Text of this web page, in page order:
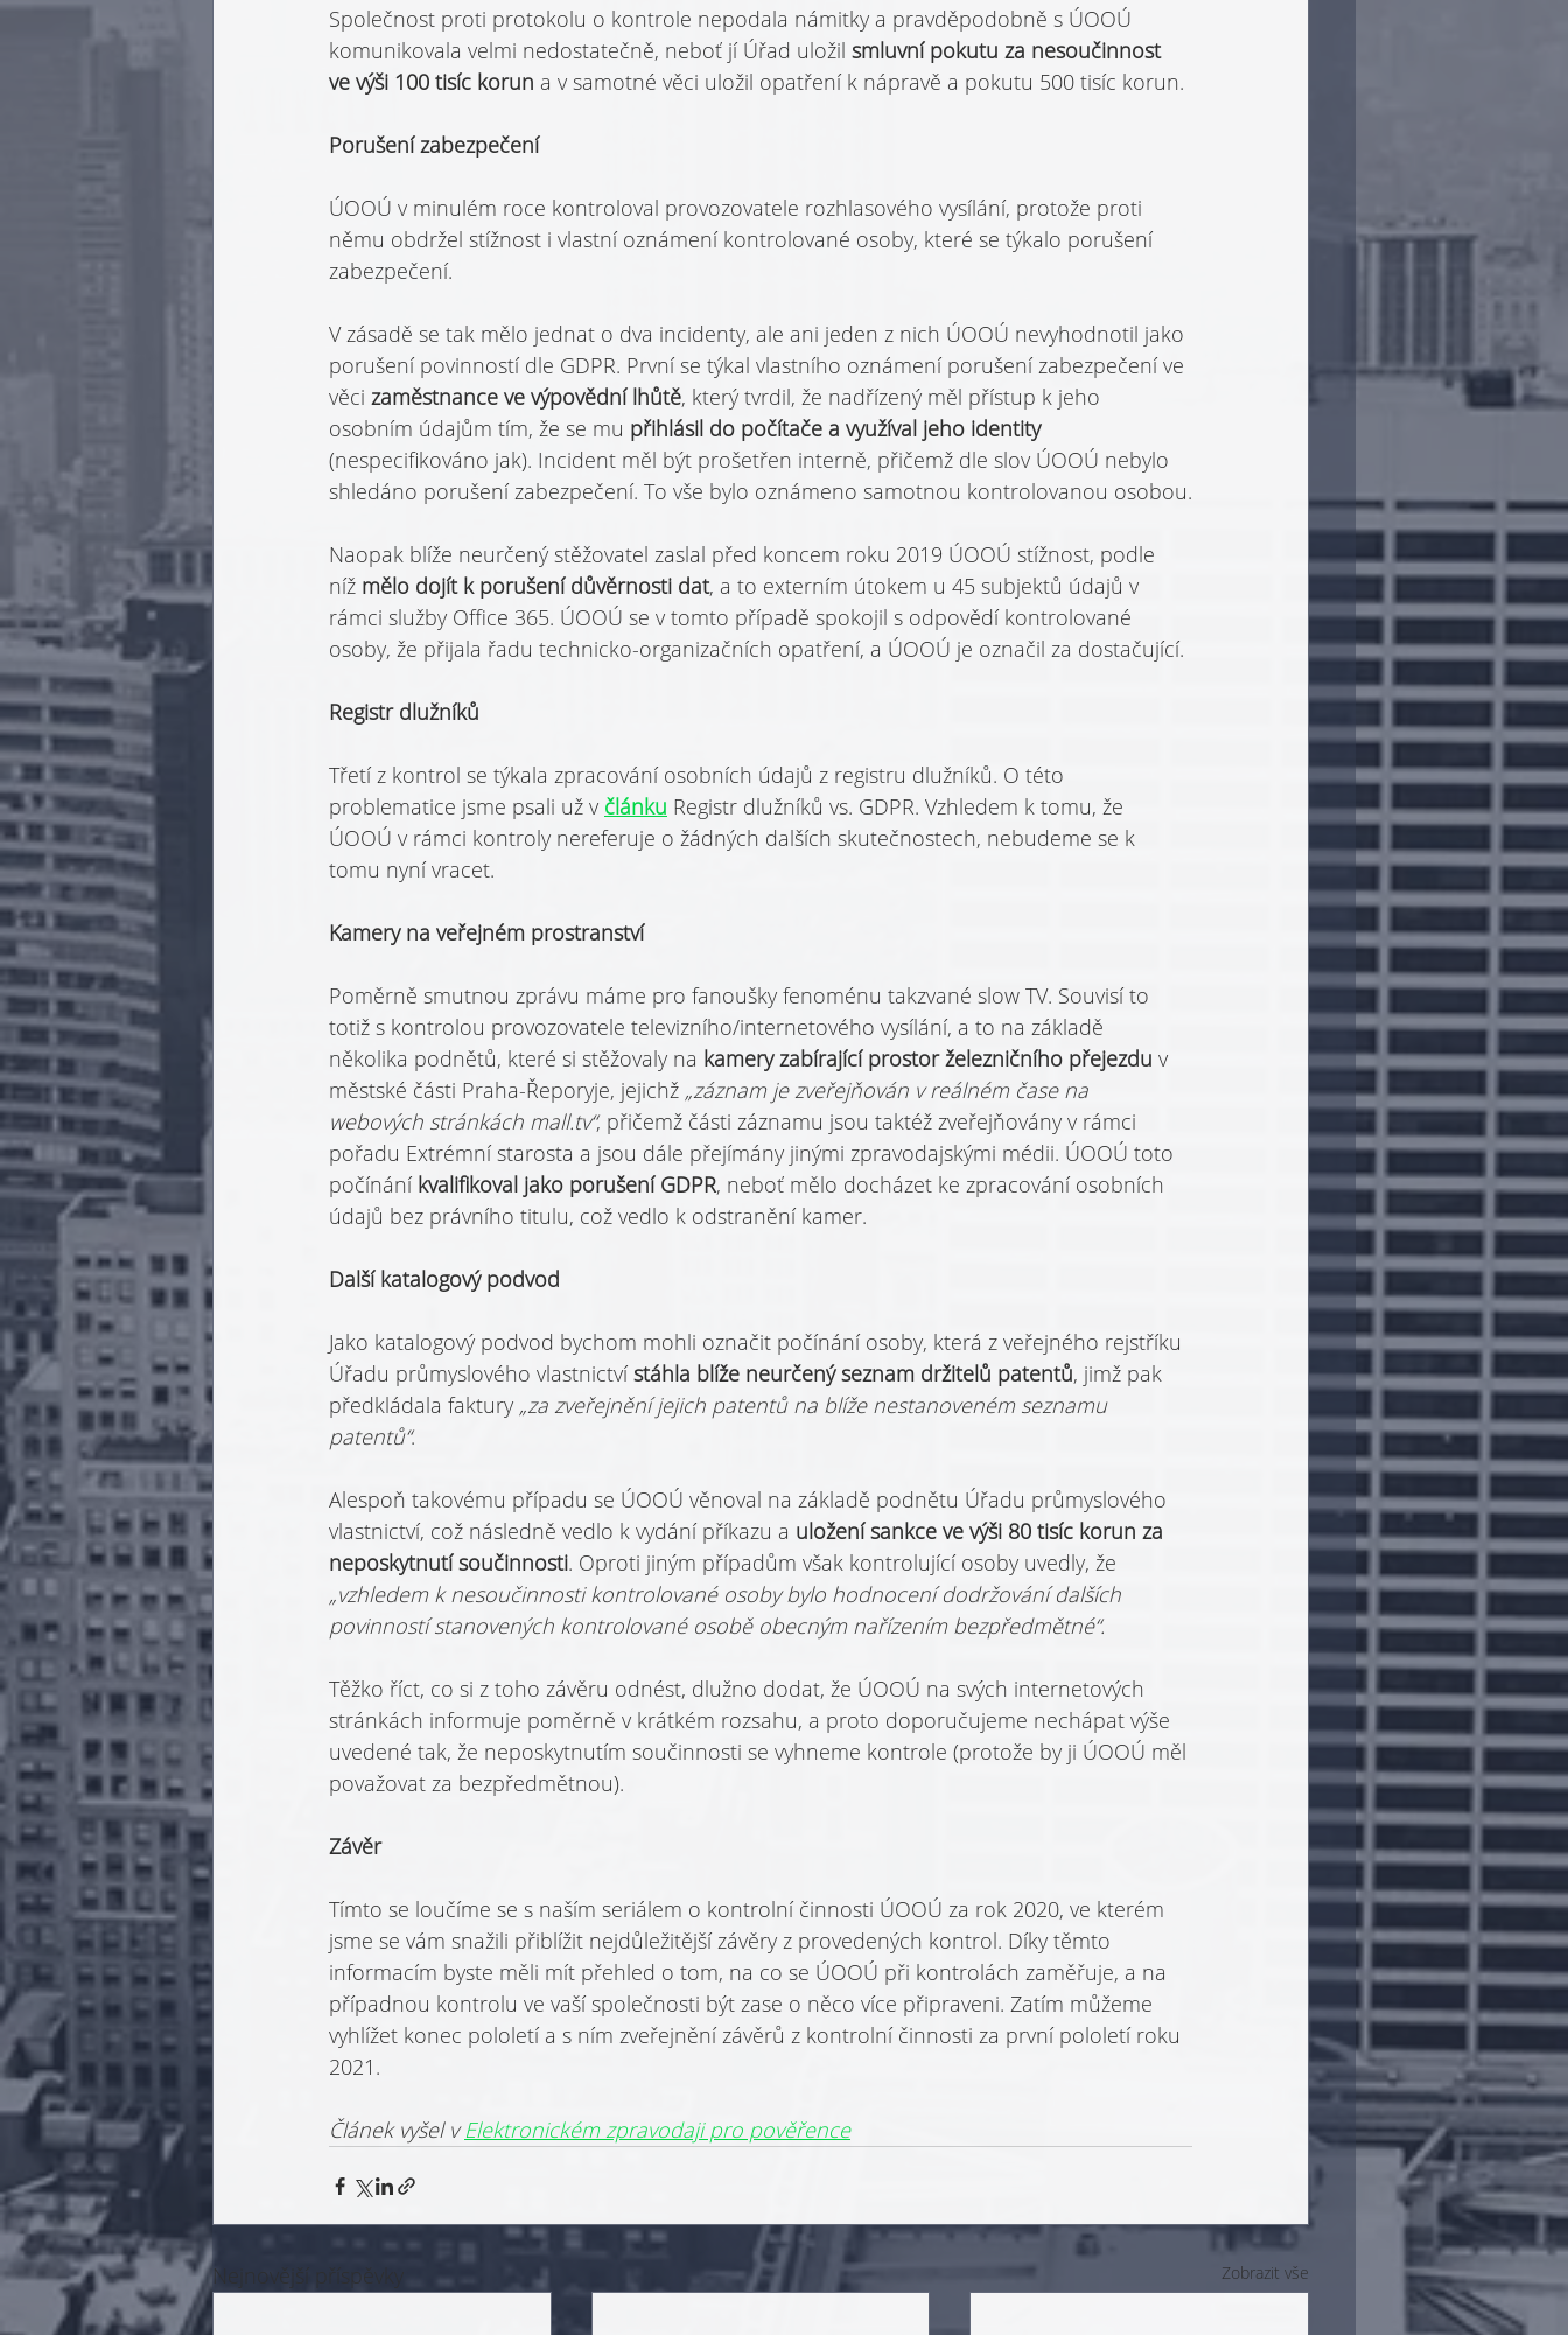
Společnost proti protokolu o kontrole nepodala námitky a pravděpodobně s ÚOOÚ
komunikovala velmi nedostatečně, neboť jí Úřad uložil smluvní pokutu za nesoučinnost
ve výši 100 tisíc korun a v samotné věci uložil opatření k nápravě a pokutu 500 tisíc korun.
Porušení zabezpečení
ÚOOÚ v minulém roce kontroloval provozovatele rozhlasového vysílání, protože proti
němu obdržel stížnost i vlastní oznámení kontrolované osoby, které se týkalo porušení
zabezpečení.
V zásadě se tak mělo jednat o dva incidenty, ale ani jeden z nich ÚOOÚ nevyhodnotil jako
porušení povinností dle GDPR. První se týkal vlastního oznámení porušení zabezpečení ve
věci zaměstnance ve výpovědní lhůtě, který tvrdil, že nadřízený měl přístup k jeho
osobním údajům tím, že se mu přihlásil do počítače a vy­užíval jeho identity
(nespecifikováno jak). Incident měl být prošetřen interně, přičemž dle slov ÚOOÚ nebylo
shledáno porušení zabezpečení. To vše bylo oznámeno samotnou kontrolovanou osobou.
Naopak blíže neurčený stěžovatel zaslal před koncem roku 2019 ÚOOÚ stížnost, podle
níž mělo dojít k porušení důvěr­nosti dat, a to externím útokem u 45 subjektů údajů v
rámci služby Office 365. ÚOOÚ se v tomto případě spokojil s odpovědí kontrolované
osoby, že přijala řadu technicko-organizačních opatření, a ÚOOÚ je označil za dostačující.
Registr dlužníků
Třetí z kontrol se týkala zpracování osobních údajů z registru dlužníků. O této
problematice jsme psali už v článku Registr dlužníků vs. GDPR. Vzhledem k tomu, že
ÚOOÚ v rámci kontroly nereferuje o žádných dalších skutečnostech, nebudeme se k
tomu nyní vracet.
Kamery na veřejném prostranství
Poměrně smutnou zprávu máme pro fanoušky fenoménu takzvané slow TV. Souvisí to
totiž s kontrolou provozovatele televizního/internetového vysílání, a to na základě
několika podnětů, které si stěžovaly na kamery zabírají­cí prostor železničního přejezdu v
městské části Praha-Řeporyje, jejichž „záznam je zveřejňován v reálném čase na
webových stránkách mall.tv“, přičemž části záznamu jsou taktéž zveřejňovány v rámci
pořadu Extrémní starosta a jsou dále přejímány jinými zpravodajskými médii. ÚOOÚ toto
počínání kvalifikoval jako porušení GDPR, neboť mělo docházet ke zpracování osobních
údajů bez právního titulu, což vedlo k odstranění kamer.
Další katalogový podvod
Jako katalogový podvod bychom mohli označit počínání osoby, která z veřejného rejstříku
Úřadu průmyslového vlastnictví stáhla blíže neurčený seznam držitelů patentů, jimž pak
předkládala faktury „za zveřejnění jejich patentů na blíže nestanoveném seznamu
patentů“.
Alespoň takovému případu se ÚOOÚ věnoval na základě podnětu Úřadu průmyslového
vlastnictví, což následně vedlo k vydání příkazu a uložení sankce ve výši 80 tisíc korun za
neposkytnutí součinnosti. Oproti jiným případům však kontrolující osoby uvedly, že
„vzhledem k nesoučinnosti kontrolované osoby bylo hodnocení dodržování dalších
povinností stanovených kontrolované osobě obecným nařízením bezpředmětné“.
Těžko říct, co si z toho závěru odnést, dlužno dodat, že ÚOOÚ na svých internetových
stránkách informuje poměrně v krátkém rozsahu, a proto doporučujeme nechápat výše
uvedené tak, že neposkytnutím součinnosti se vyhneme kontrole (protože by ji ÚOOÚ měl
považovat za bezpředmětnou).
Závěr
Tímto se loučíme se s naším seriálem o kontrolní činnosti ÚOOÚ za rok 2020, ve kterém
jsme se vám snažili přiblížit nejdůležitější závěry z provedených kontrol. Díky těmto
informacím byste měli mít přehled o tom, na co se ÚOOÚ při kontrolách zaměřuje, a na
případnou kontrolu ve vaší společnosti být zase o něco více připraveni. Zatím můžeme
vyhlížet konec pololetí a s ním zveřejnění závěrů z kontrolní činnosti za první pololetí roku
2021.
Článek vyšel v Elektronickém zpravodaji pro pověřence
Nejnovější příspěvky Zobrazit vše